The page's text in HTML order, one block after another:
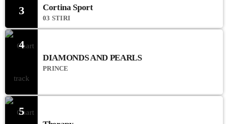
3 Cortina Sport
03 STIRI
4
DIAMONDS AND PEARLS
PRINCE
5